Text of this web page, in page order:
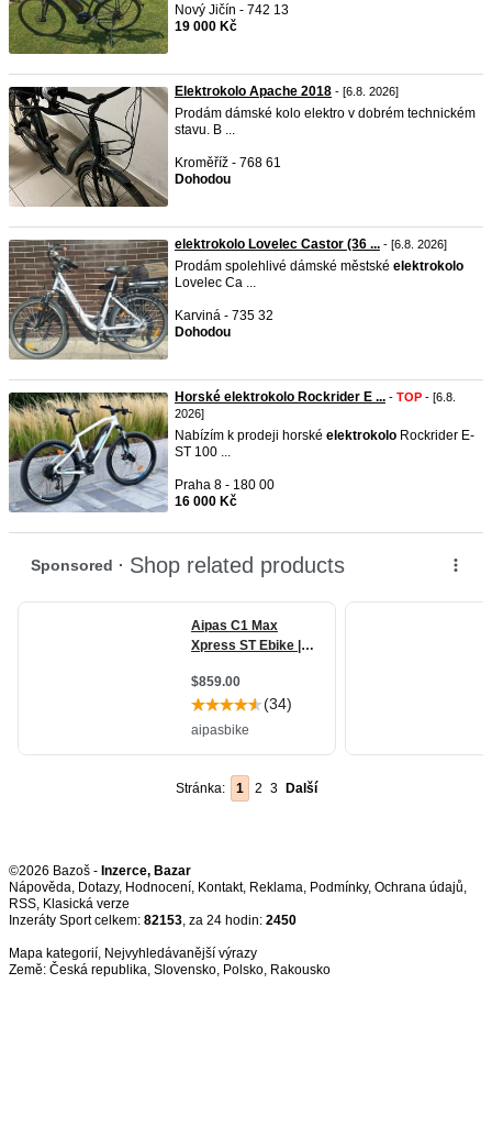
Nový Jičín - 742 13
19 000 Kč
Elektrokolo Apache 2018 - [6.8. 2026]
Prodám dámské kolo elektro v dobrém technickém
stavu. B ...
Kroměříž - 768 61
Dohodou
elektrokolo Lovelec Castor (36 ... - [6.8. 2026]
Prodám spolehlivé dámské městské elektrokolo
Lovelec Ca ...
Karviná - 735 32
Dohodou
Horské elektrokolo Rockrider E ... - TOP - [6.8.
2026]
Nabízím k prodeji horské elektrokolo Rockrider E-
ST 100 ...
Praha 8 - 180 00
16 000 Kč
Stránka: 1 2 3 Další
©2026 Bazoš - Inzerce, Bazar
Nápověda, Dotazy, Hodnocení, Kontakt, Reklama, Podmínky, Ochrana údajů,
RSS,
Inzeráty Sport celkem: 82153, za 24 hodin: 2450
Mapa kategorií, Nejvyhledávanější výrazy
Země: Česká republika, Slovensko, Polsko, Rakousko